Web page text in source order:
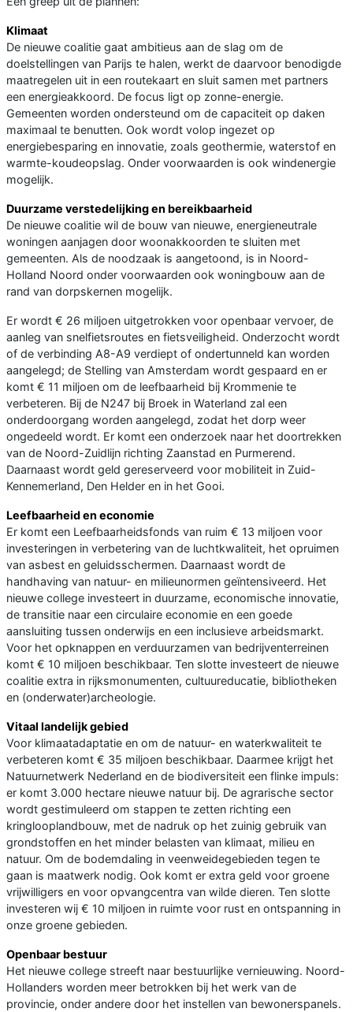
Klimaat
De nieuwe coalitie gaat ambitieus aan de slag om de
doelstellingen van Parijs te halen, werkt de daarvoor benodigde
maatregelen uit in een routekaart en sluit samen met partners
een energieakkoord. De focus ligt op zonne-energie.
Gemeenten worden ondersteund om de capaciteit op daken
maximaal te benutten. Ook wordt volop ingezet op
energiebesparing en innovatie, zoals geothermie, waterstof en
warmte-koudeopslag. Onder voorwaarden is ook windenergie
mogelijk.
Duurzame verstedelijking en bereikbaarheid
De nieuwe coalitie wil de bouw van nieuwe, energieneutrale
woningen aanjagen door woonakkoorden te sluiten met
gemeenten. Als de noodzaak is aangetoond, is in Noord-
Holland Noord onder voorwaarden ook woningbouw aan de
rand van dorpskernen mogelijk.
Er wordt € 26 miljoen uitgetrokken voor openbaar vervoer, de
aanleg van snelfietsroutes en fietsveiligheid. Onderzocht wordt
of de verbinding A8-A9 verdiept of ondertunneld kan worden
aangelegd; de Stelling van Amsterdam wordt gespaard en er
komt € 11 miljoen om de leefbaarheid bij Krommenie te
verbeteren. Bij de N247 bij Broek in Waterland zal een
onderdoorgang worden aangelegd, zodat het dorp weer
ongedeeld wordt. Er komt een onderzoek naar het doortrekken
van de Noord-Zuidlijn richting Zaanstad en Purmerend.
Daarnaast wordt geld gereserveerd voor mobiliteit in Zuid-
Kennemerland, Den Helder en in het Gooi.
Leefbaarheid en economie
Er komt een Leefbaarheidsfonds van ruim € 13 miljoen voor
investeringen in verbetering van de luchtkwaliteit, het opruimen
van asbest en geluidsschermen. Daarnaast wordt de
handhaving van natuur- en milieunormen geïntensiveerd. Het
nieuwe college investeert in duurzame, economische innovatie,
de transitie naar een circulaire economie en een goede
aansluiting tussen onderwijs en een inclusieve arbeidsmarkt.
Voor het opknappen en verduurzamen van bedrijventerreinen
komt € 10 miljoen beschikbaar. Ten slotte investeert de nieuwe
coalitie extra in rijksmonumenten, cultuureducatie, bibliotheken
en (onderwater)archeologie.
Vitaal landelijk gebied
Voor klimaatadaptatie en om de natuur- en waterkwaliteit te
verbeteren komt € 35 miljoen beschikbaar. Daarmee krijgt het
Natuurnetwerk Nederland en de biodiversiteit een flinke impuls:
er komt 3.000 hectare nieuwe natuur bij. De agrarische sector
wordt gestimuleerd om stappen te zetten richting een
kringlooplandbouw, met de nadruk op het zuinig gebruik van
grondstoffen en het minder belasten van klimaat, milieu en
natuur. Om de bodemdaling in veenweidegebieden tegen te
gaan is maatwerk nodig. Ook komt er extra geld voor groene
vrijwilligers en voor opvangcentra van wilde dieren. Ten slotte
investeren wij € 10 miljoen in ruimte voor rust en ontspanning in
onze groene gebieden.
Openbaar bestuur
Het nieuwe college streeft naar bestuurlijke vernieuwing. Noord-
Hollanders worden meer betrokken bij het werk van de
provincie, onder andere door het instellen van bewonerspanels.